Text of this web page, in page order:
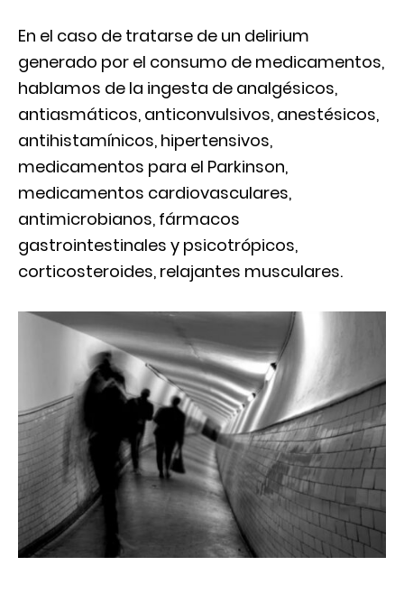
En el caso de tratarse de un delirium
generado por el consumo de medicamentos,
hablamos de la ingesta de analgésicos,
antiasmáticos, anticonvulsivos, anestésicos,
antihistamínicos, hipertensivos,
medicamentos para el Parkinson,
medicamentos cardiovasculares,
antimicrobianos, fármacos
gastrointestinales y psicotrópicos,
corticosteroides, relajantes musculares.